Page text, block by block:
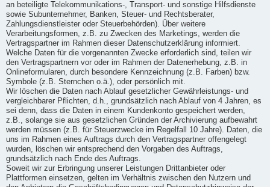
an beteiligte Telekommunikations-, Transport- und sonstige Hilfsdienste
sowie Subunternehmer, Banken, Steuer- und Rechtsberater,
Zahlungsdienstleister oder Steuerbehörden). Über weitere
Verarbeitungsformen, z.B. zu Zwecken des Marketings, werden die
Vertragspartner im Rahmen dieser Datenschutzerklärung informiert.
Welche Daten für die vorgenannten Zwecke erforderlich sind, teilen wir
den Vertragspartnern vor oder im Rahmen der Datenerhebung, z.B. in
Onlineformularen, durch besondere Kennzeichnung (z.B. Farben) bzw.
Symbole (z.B. Sternchen o.ä.), oder persönlich mit.
Wir löschen die Daten nach Ablauf gesetzlicher Gewährleistungs- und
vergleichbarer Pflichten, d.h., grundsätzlich nach Ablauf von 4 Jahren, es
sei denn, dass die Daten in einem Kundenkonto gespeichert werden,
z.B., solange sie aus gesetzlichen Gründen der Archivierung aufbewahrt
werden müssen (z.B. für Steuerzwecke im Regelfall 10 Jahre). Daten, die
uns im Rahmen eines Auftrags durch den Vertragspartner offengelegt
wurden, löschen wir entsprechend den Vorgaben des Auftrags,
grundsätzlich nach Ende des Auftrags.
Soweit wir zur Erbringung unserer Leistungen Drittanbieter oder
Plattformen einsetzen, gelten im Verhältnis zwischen den Nutzern und